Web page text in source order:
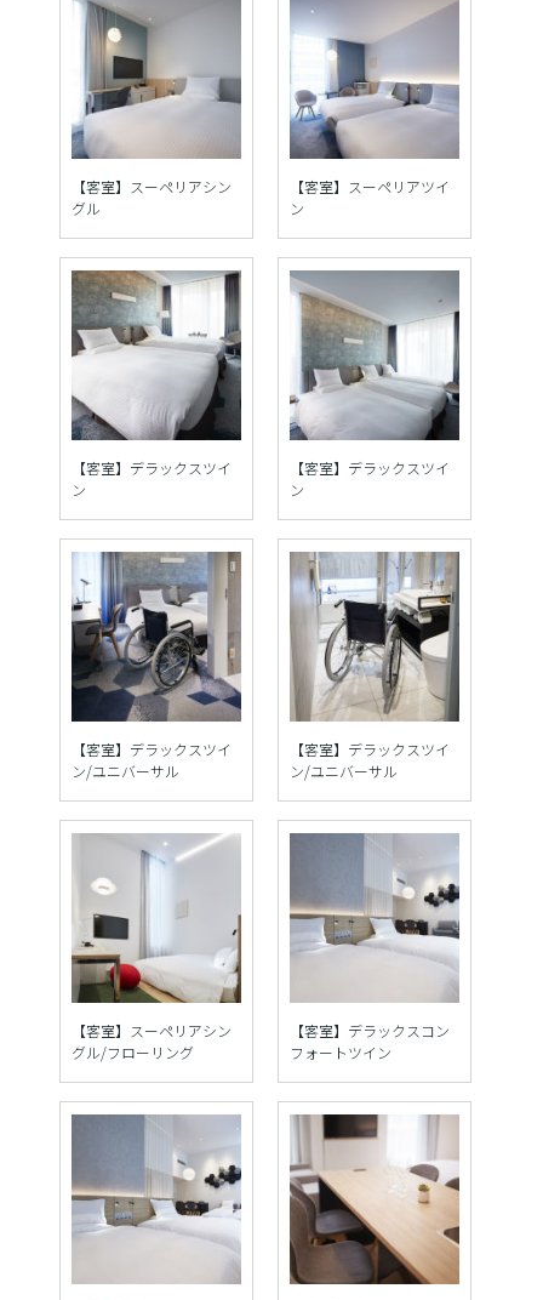
【客室】スーペリアシン
グル
【客室】スーペリアツイ
ン
【客室】デラックスツイ
ン
【客室】デラックスツイ
ン
【客室】デラックスツイ
ン/ユニバーサル
【客室】デラックスツイ
ン/ユニバーサル
【客室】スーペリアシン
グル/フローリング
【客室】デラックスコン
フォートツイン